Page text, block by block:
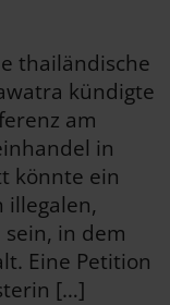
thailändische
kündigte
am
in
könnte ein
illegalen,
in dem
Eine Petition
[…]